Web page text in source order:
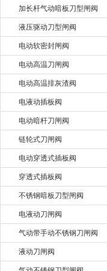
加长杆气动暗板刀型闸阀
液压驱动刀型闸阀
电动软密封闸阀
电动高温刀闸阀
电动高温排灰渣阀
电液动插板阀
电动暗杆刀闸阀
链轮式刀闸阀
电动穿透式插板阀
穿透式插板阀
不锈钢暗板刀型闸阀
电液动刀闸阀
气动带手动不锈钢刀闸阀
液动刀闸阀